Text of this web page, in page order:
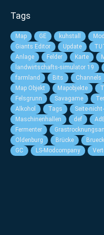
Tags
Map GE kuhstall
Giants Editor
Update
Anlage
Felder Karte
landwirtschafts-simulator 19
farmland
Bits Channels
Map Objekt
Mapobjekte
Felsgrunn
Savagame
Alkohol
Tags Seite-
Maschinenhallen
def
Fermenter
Oldenburg
Brücke
GC
LS-Modcompany